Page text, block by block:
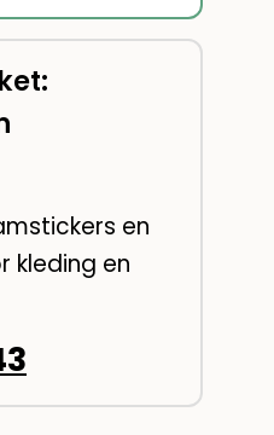
prijs
is:
€ 15,16.
en
kleding en
prijs